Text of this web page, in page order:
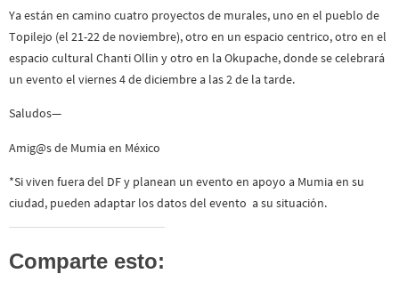
Ya están en camino cuatro proyectos de murales, uno en el pueblo de
Topilejo (el 21-22 de noviembre), otro en un espacio centrico, otro en el
espacio cultural Chanti Ollin y otro en la Okupache, donde se celebrará
un evento el viernes 4 de diciembre a las 2 de la tarde.
Saludos—
Amig@s de Mumia en México
*Si viven fuera del DF y planean un evento en apoyo a Mumia en su
ciudad, pueden adaptar los datos del evento a su situación.
Comparte esto: